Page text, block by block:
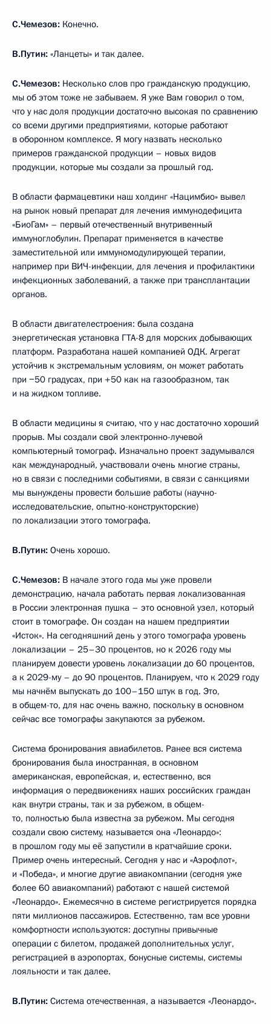
С.Чемезов: Конечно.
В.Путин: «Ланцеты» и так далее.
С.Чемезов: Несколько слов про гражданскую продукцию,
мы об этом тоже не забываем. Я уже Вам говорил о том,
что у нас доля продукции достаточно высокая по сравнению
со всеми другими предприятиями, которые работают
в оборонном комплексе. Я могу назвать несколько
примеров гражданской продукции – новых видов
продукции, которые мы создали за прошлый год.
В области фармацевтики наш холдинг «Нацимбио» вывел
на рынок новый препарат для лечения иммунодефицита
«БиоГам» – первый отечественный внутривенный
иммуноглобулин. Препарат применяется в качестве
заместительной или иммуномодулирующей терапии,
например при ВИЧ-инфекции, для лечения и профилактики
инфекционных заболеваний, а также при трансплантации
органов.
В области двигателестроения: была создана
энергетическая установка ГТА-8 для морских добывающих
платформ. Разработана нашей компанией ОДК. Агрегат
устойчив к экстремальным условиям, он может работать
при −50 градусах, при +50 как на газообразном, так
и на жидком топливе.
В области медицины я считаю, что у нас достаточно хороший
прорыв. Мы создали свой электронно-лучевой
компьютерный томограф. Изначально проект задумывался
как международный, участвовали очень многие страны,
но в связи с последними событиями, в связи с санкциями
мы вынуждены провести большие работы (научно-
исследовательские, опытно-конструкторские)
по локализации этого томографа.
В.Путин: Очень хорошо.
С.Чемезов: В начале этого года мы уже провели
демонстрацию, начала работать первая локализованная
в России электронная пушка – это основной узел, который
стоит в томографе. Он создан на нашем предприятии
«Исток». На сегодняшний день у этого томографа уровень
локализации – 25–30 процентов, но к 2026 году мы
планируем довести уровень локализации до 60 процентов,
а к 2029-му – до 90 процентов. Планируем, что к 2029 году
мы начнём выпускать до 100–150 штук в год. Это,
в общем-то, для нас очень важно, поскольку в основном
сейчас все томографы закупаются за рубежом.
Система бронирования авиабилетов. Ранее вся система
бронирования была иностранная, в основном
американская, европейская, и, естественно, вся
информация о передвижениях наших российских граждан
как внутри страны, так и за рубежом, в общем-
то, полностью была известна за рубежом. Мы сегодня
создали свою систему, называется она «Леонардо»:
в прошлом году мы её запустили в кратчайшие сроки.
Пример очень интересный. Сегодня у нас и «Аэрофлот»,
и «Победа», и многие другие авиакомпании (сегодня уже
более 60 авиакомпаний) работают с нашей системой
«Леонардо». Ежемесячно в системе регистрируется порядка
пяти миллионов пассажиров. Естественно, там все уровни
комфортности используются: доступны привычные
операции с билетом, продажей дополнительных услуг,
регистрацией в аэропортах, бонусные системы, системы
лояльности и так далее.
В.Путин: Система отечественная, а называется «Леонардо».